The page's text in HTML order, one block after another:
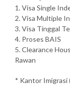
1. Visa Single
2. Visa Multiple
3. Visa Tinggal
4. Proses BAIS
5. Clearance
Rawan
* Kantor Imigrasi